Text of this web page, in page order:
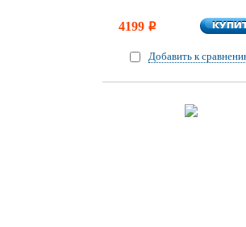
4199 i
Добавить к